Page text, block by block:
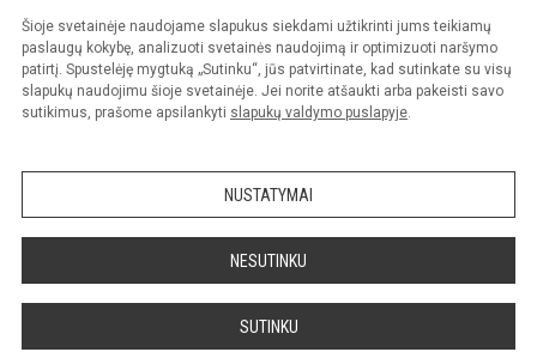
Šioje svetainėje naudojame slapukus siekdami užtikrinti jums teikiamų
paslaugų kokybę, analizuoti svetainės naudojimą ir optimizuoti naršymo
patirtį. Spustelėję mygtuką „Sutinku“, jūs patvirtinate, kad sutinkate su visų
slapukų naudojimu šioje svetainėje. Jei norite atšaukti arba pakeisti savo
sutikimus, prašome apsilankyti slapukų valdymo puslapyje.
NUSTATYMAI
NESUTINKU
SUTINKU
© 2021. Trakų Vytauto Didžiojo gimnazija. Visos teisės saugomos.
Kopijuoti turinį be raštiško gimnazijos sutikimo griežtai draudžiama.
Prieinamumo paraiška Slapukų valdymas